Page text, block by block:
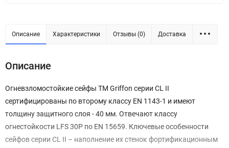
Описание Характеристики Отзывы (0) Доставка
Описание
Огневзломостойкие сейфы TM Griffon серии CL II
сертифицированы по второму классу EN 1143-1 и имеют
толщину защитного слоя - 40 мм. Отвечают классу
огнестойкости LFS 30P по EN 15659. Ключевые особенности
сейфов серии CL II – наполнение их стенок фортификационным